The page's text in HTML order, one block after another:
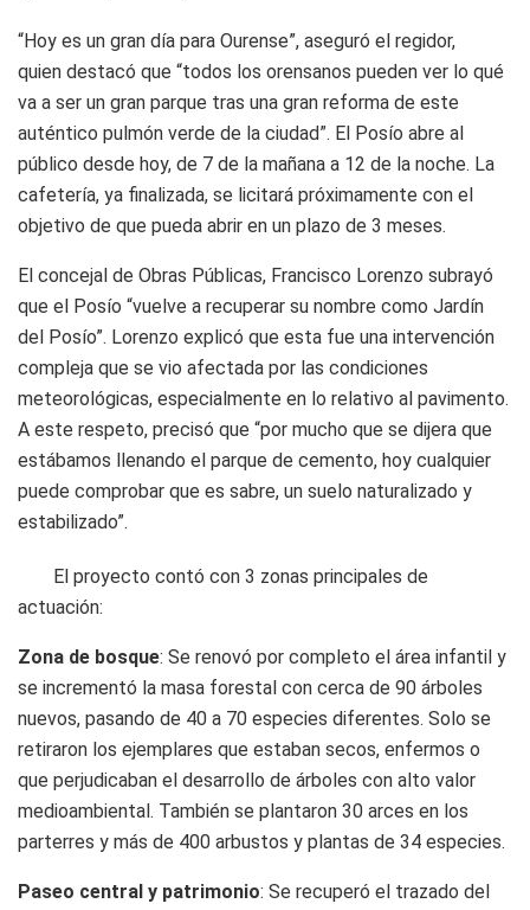
“Hoy es un gran día para Ourense”, aseguró el regidor,
quien destacó que “todos los orensanos pueden ver lo qué
va a ser un gran parque tras una gran reforma de este
auténtico pulmón verde de la ciudad”. El Posío abre al
público desde hoy, de 7 de la mañana a 12 de la noche. La
cafetería, ya finalizada, se licitará próximamente con el
objetivo de que pueda abrir en un plazo de 3 meses.
El concejal de Obras Públicas, Francisco Lorenzo subrayó
que el Posío “vuelve a recuperar su nombre como Jardín
del Posío”. Lorenzo explicó que esta fue una intervención
compleja que se vio afectada por las condiciones
meteorológicas, especialmente en lo relativo al pavimento.
A este respeto, precisó que “por mucho que se dijera que
estábamos llenando el parque de cemento, hoy cualquier
puede comprobar que es sabre, un suelo naturalizado y
estabilizado”.
El proyecto contó con 3 zonas principales de
actuación:
Zona de bosque: Se renovó por completo el área infantil y
se incrementó la masa forestal con cerca de 90 árboles
nuevos, pasando de 40 a 70 especies diferentes. Solo se
retiraron los ejemplares que estaban secos, enfermos o
que perjudicaban el desarrollo de árboles con alto valor
medioambiental. También se plantaron 30 arces en los
parterres y más de 400 arbustos y plantas de 34 especies.
Paseo central y patrimonio: Se recuperó el trazado del